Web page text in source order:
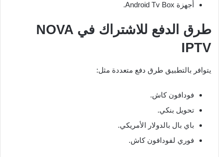
أجهزة Android Tv Box.
طرق الدفع للاشتراك في NOVA
IPTV
يتوافر بالتطبيق طرق دفع متعددة مثل:
فودافون كاش.
تحويل بنكي.
باي بال بالدولار الأمريكي.
فوري لفودافون كاش.